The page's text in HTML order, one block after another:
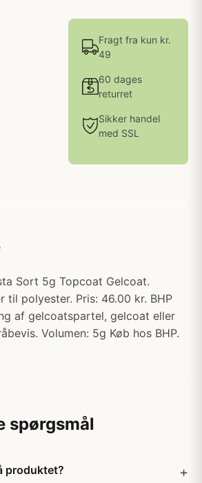
Fragt fra kun kr.
49
60 dages
returret
Sikker handel
med SSL
Sort 5g Topcoat Gelcoat.
til polyester. Pris: 46.00 kr. BHP
af gelcoatspartel, gelcoat eller
Volumen: 5g Køb hos BHP.
spørgsmål
produktet?